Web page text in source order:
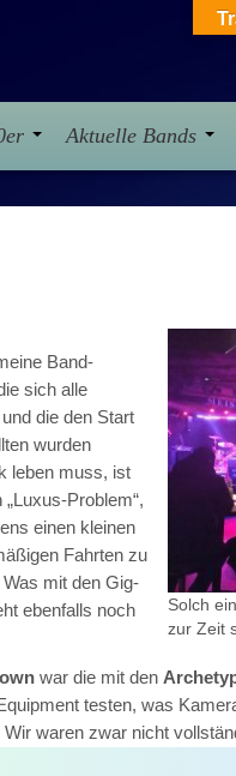
Aktuelle Bands
Solch
zur Zeit
Band-
sich alle
die den Start
wurden
leben muss, ist
Problem“,
einen kleinen
Fahrten zu
mit den Gig-
ebenfalls noch
war die mit den
testen, was
waren zwar nicht
aber wir hatten